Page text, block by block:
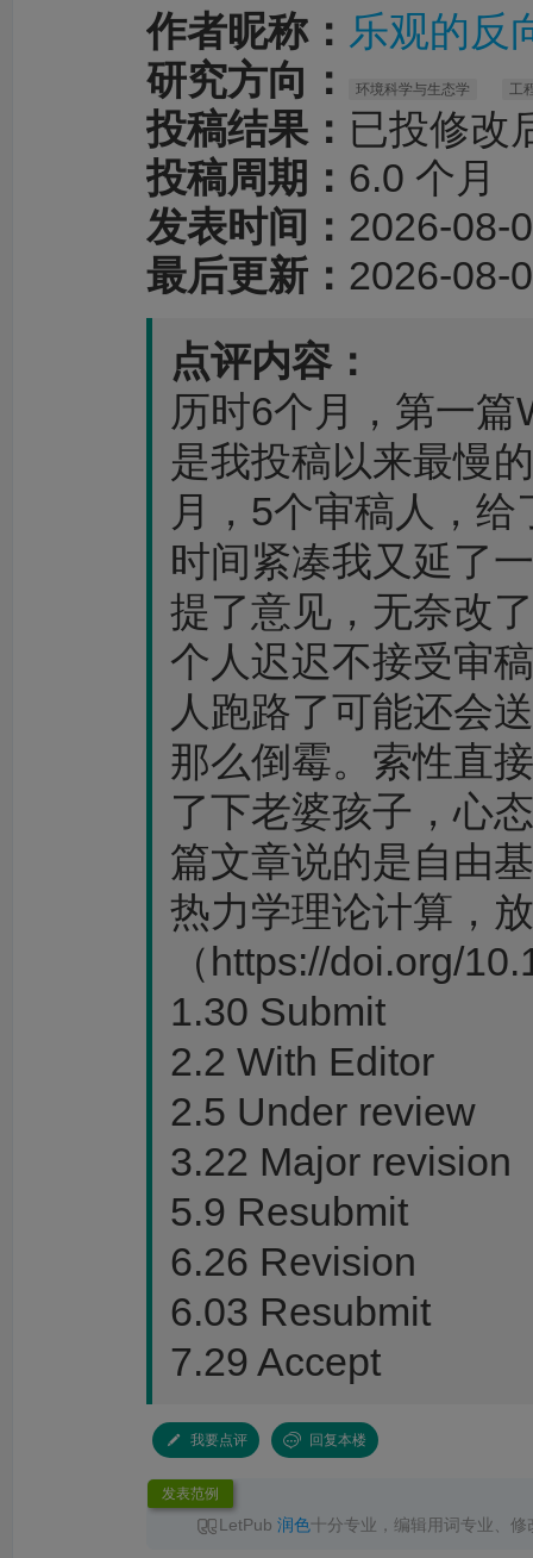
作者昵称： 乐观的反
研究方向：
环境科学与生态学 工
投稿结果： 已投修改
投稿周期： 6.0 个月
发表时间： 2026-08-
最后更新： 2026-08-
点评内容：
历时6个月，第一
是我投稿以来最慢
月，5个审稿人，
时间紧凑我又延了
提了意见，无奈改
个人迟迟不接受审
人跑路了可能还会
那么倒霉。索性直
了下老婆孩子，心
篇文章说的是自由
热力学理论计算，
（https://doi.org/
1.30 Submit
2.2 With Editor
2.5 Under review
3.22 Major revision
5.9 Resubmit
6.26 Revision
6.03 Resubmit
7.29 Accept
我要点评 回复本楼
发表范例
LetPub 润色十分专业，编辑用词专业、修